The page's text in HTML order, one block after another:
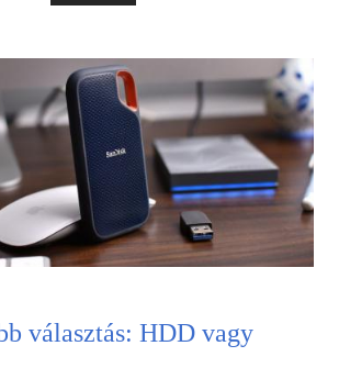
választás: HDD vagy